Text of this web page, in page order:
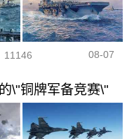
11146 08-07
\"铜牌军备竞赛\"